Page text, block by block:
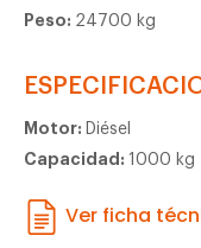
Peso: 24700 kg
Motor: Diésel
Capacidad: 1000 kg
Ver ficha